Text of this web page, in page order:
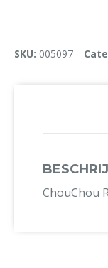
SKU: 005097
ChouChou